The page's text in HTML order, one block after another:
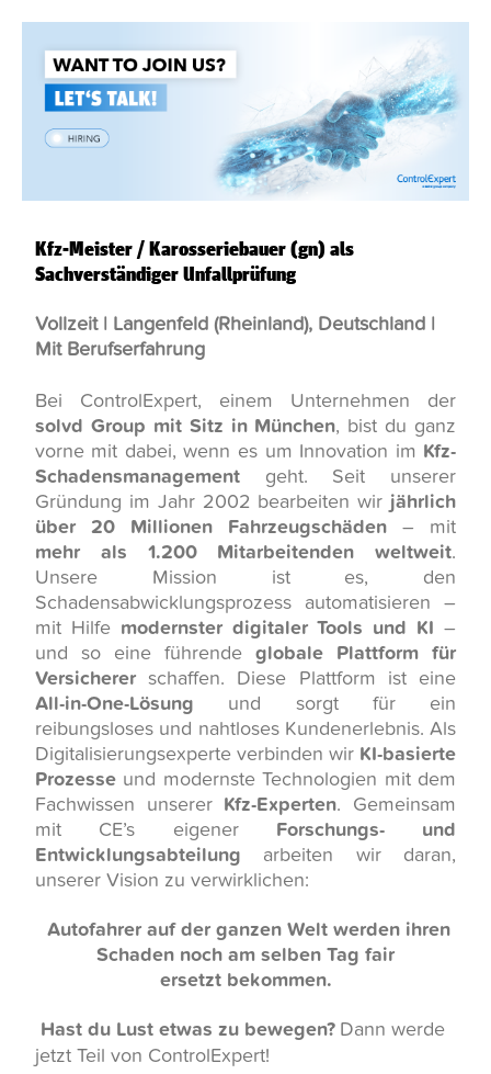
Kfz-Meister / Karosseriebauer (gn) als
Sachverständiger Unfallprüfung
Vollzeit | Langenfeld (Rheinland), Deutschland |
Mit Berufserfahrung
Bei ControlExpert, einem Unternehmen der
solvd Group mit Sitz in München, bist du ganz
vorne mit dabei, wenn es um Innovation im Kfz-
Schadensmanagementgeht. Seit unserer
Gründung im Jahr 2002 bearbeiten wir jährlich
über 20 Millionen Fahrzeugschäden – mit
mehr als 1.200 Mitarbeitenden weltweit.
Unsere Mission ist es, den
Schadensabwicklungsprozess automatisieren –
mit Hilfe modernster digitaler Tools und KI–
und so eine führendeglobale Plattform für
Versichererschaffen. Diese Plattform ist eine
All-in-One-Lösung und sorgt für ein
reibungsloses und nahtloses Kundenerlebnis. Als
Digitalisierungsexperte verbinden wir KI-basierte
Prozesseund modernste Technologien mit dem
Fachwissen unserer Kfz-Experten. Gemeinsam
mit CE’s eigener Forschungs- und
Entwicklungsabteilung arbeiten wir daran,
unserer Vision zu verwirklichen:
Autofahrer auf der ganzen Welt werden ihren
Schaden noch am selben Tag fair
ersetzt bekommen.
Hast du Lust etwas zu bewegen? Dann werde
jetzt Teil von ControlExpert!